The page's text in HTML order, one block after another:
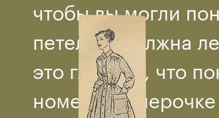
чтобы вы могли
петелька должна
это главное, что
номере-номерочке